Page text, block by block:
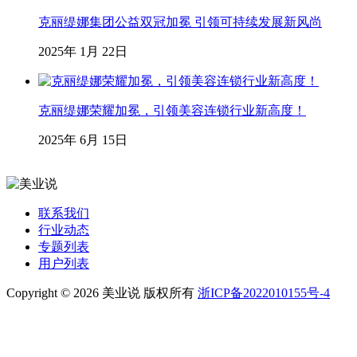
克丽缇娜集团公益双冠加冕 引领可持续发展新风尚
2025年 1月 22日
克丽缇娜荣耀加冕，引领美容连锁行业新高度！
2025年 6月 15日
联系我们
行业动态
专题列表
用户列表
Copyright © 2026 美业说 版权所有 浙ICP备2022010155号-4